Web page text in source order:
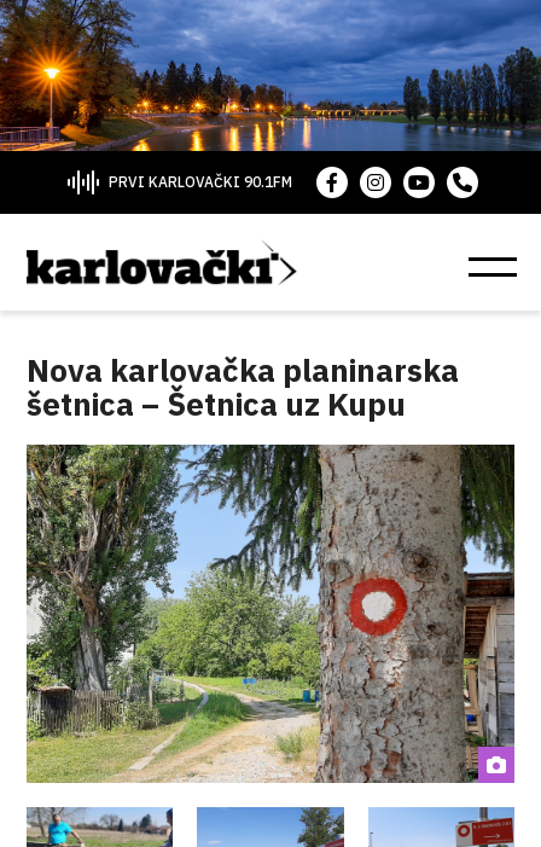
PRVI KARLOVAČKI 90.1FM
Nova karlovačka planinarska
šetnica – Šetnica uz Kupu